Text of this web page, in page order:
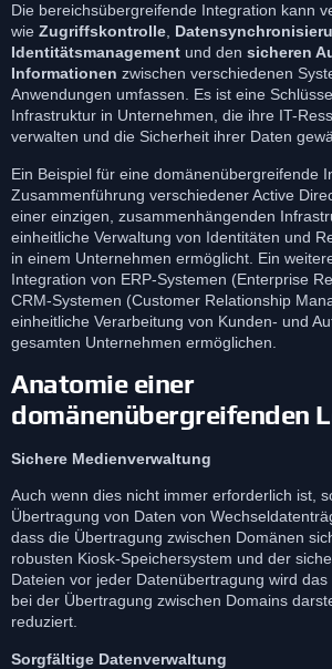
Die bereichsübergreifende Integration kann
wie Zugriffskontrolle
Identitätsmanagement und den sicheren
Informationen zwischen verschiedenen
Anwendungen umfassen. Es ist eine
Infrastruktur in Unternehmen, die ihre IT-
verwalten und die Sicherheit ihrer Daten
Ein Beispiel für eine domänenübergreifende
Zusammenführung verschiedener Active
einer einzigen, zusammenhängenden
einheitliche Verwaltung von Identitäten und
in einem Unternehmen ermöglicht. Ein
Integration von ERP-Systemen (Enterprise
CRM-Systemen (Customer Relationship
einheitliche Verarbeitung von Kunden- und
gesamten Unternehmen ermöglichen.
Anatomie einer
domänenübergreifenden
Sichere Medienverwaltung
Auch wenn dies nicht immer erforderlich ist,
Übertragung von Daten von
dass die Übertragung zwischen Domänen
robusten Kiosk-Speichersystem und der
Dateien vor jeder Datenübertragung wird
bei der Übertragung zwischen Domains
reduziert.
Sorgfältige Datenverwaltung